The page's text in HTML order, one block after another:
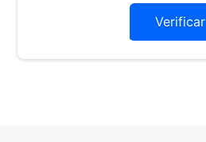
Verificar